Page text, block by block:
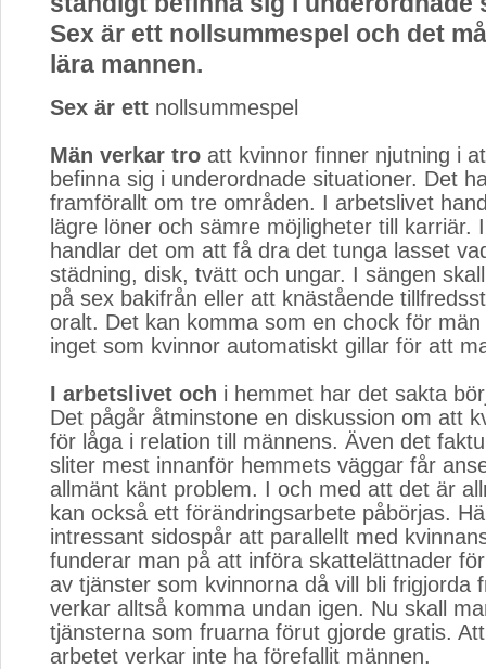
Sex är ett nollsummespel och det
lära mannen.
Sex är ett nollsummespel
Män verkar tro att kvinnor finner njutning i
befinna sig i underordnade situationer. Det
framförallt om tre områden. I arbetslivet
lägre löner och sämre möjligheter till karriär.
handlar det om att få dra det tunga lasset
städning, disk, tvätt och ungar. I sängen
på sex bakifrån eller att knästående
oralt. Det kan komma som en chock för
inget som kvinnor automatiskt gillar för att
I arbetslivet och i hemmet har det sakta
Det pågår åtminstone en diskussion om att
för låga i relation till männens. Även det
sliter mest innanför hemmets väggar får
allmänt känt problem. I och med att det är
kan också ett förändringsarbete påbörjas.
intressant sidospår att parallellt med
funderar man på att införa skattelättnader
av tjänster som kvinnorna då vill bli frigjorda
verkar alltså komma undan igen. Nu skall
tjänsterna som fruarna förut gjorde gratis.
arbetet verkar inte ha förefallit männen.